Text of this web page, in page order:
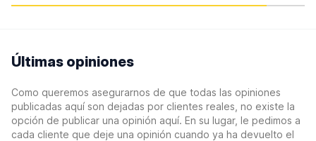
Últimas opiniones
Como queremos asegurarnos de que todas las opiniones
publicadas aquí son dejadas por clientes reales, no existe la
opción de publicar una opinión aquí. En su lugar, le pedimos a
cada cliente que deje una opinión cuando ya ha devuelto el